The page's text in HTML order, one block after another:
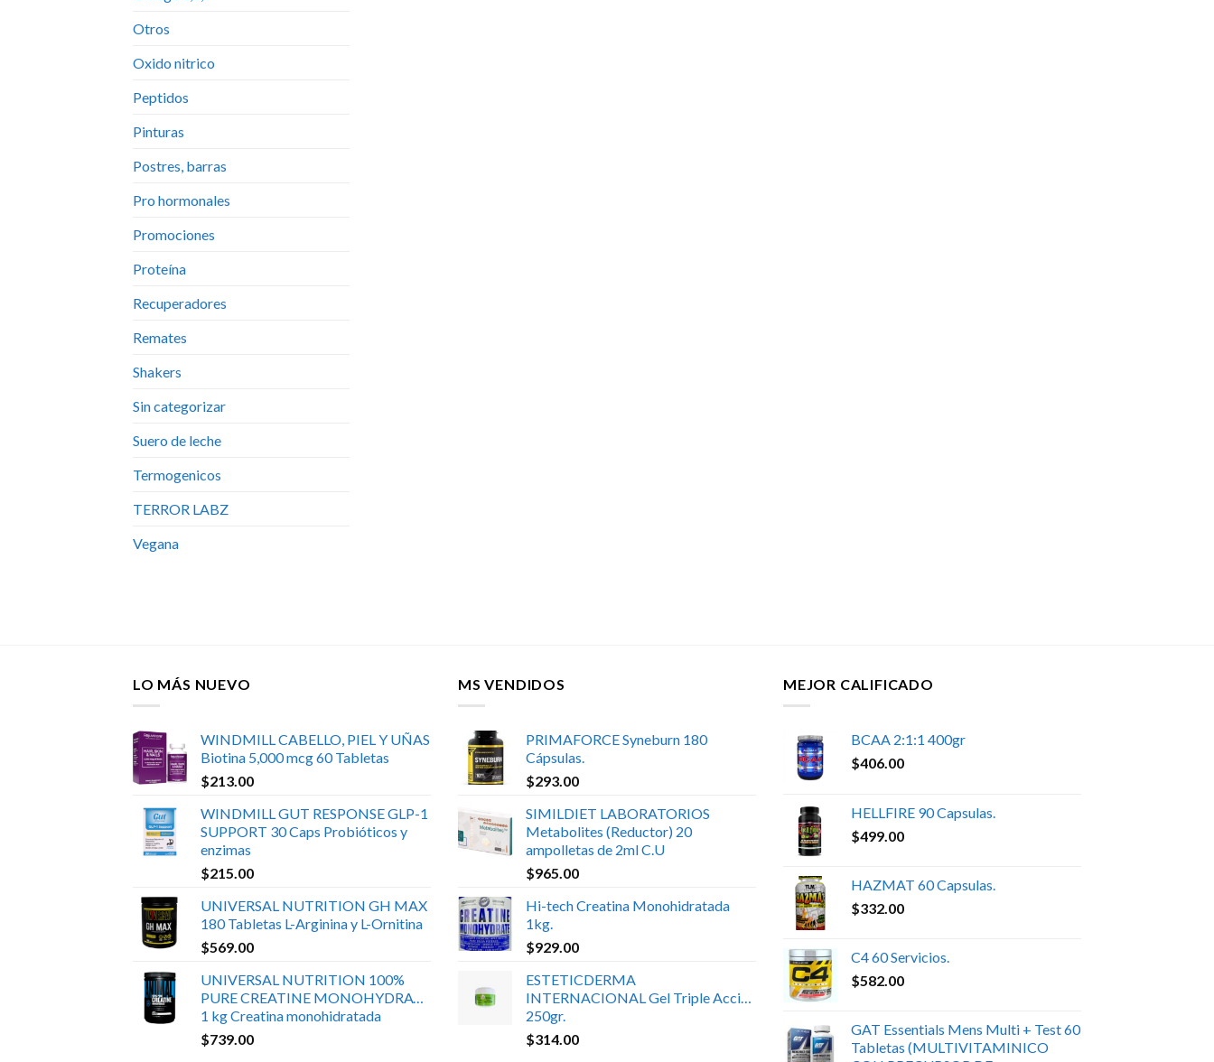
Otros
Oxido nitrico
Peptidos
Pinturas
Postres, barras
Pro hormonales
Promociones
Proteína
Recuperadores
Remates
Shakers
Sin categorizar
Suero de leche
Termogenicos
TERROR LABZ
Vegana
LO MÁS NUEVO
WINDMILL CABELLO, PIEL Y UÑAS
Biotina 5,000 mcg 60 Tabletas
$213.00
WINDMILL GUT RESPONSE GLP-1
SUPPORT 30 Caps Probióticos y
enzimas
$215.00
UNIVERSAL NUTRITION GH MAX
180 Tabletas L-Arginina y L-Ornitina
$569.00
UNIVERSAL NUTRITION 100%
PURE CREATINE MONOHYDRATE
1 kg Creatina monohidratada
$739.00
MS VENDIDOS
PRIMAFORCE Syneburn 180
Cápsulas.
$293.00
SIMILDIET LABORATORIOS
Metabolites (Reductor) 20
ampolletas de 2ml C.U
$965.00
Hi-tech Creatina Monohidratada
1kg.
$929.00
ESTETICDERMA
INTERNACIONAL Gel Triple Acción
250gr.
$314.00
MEJOR CALIFICADO
BCAA 2:1:1 400gr
$406.00
HELLFIRE 90 Capsulas.
$499.00
HAZMAT 60 Capsulas.
$332.00
C4 60 Servicios.
$582.00
GAT Essentials Mens Multi + Test 60
Tabletas (MULTIVITAMINICO